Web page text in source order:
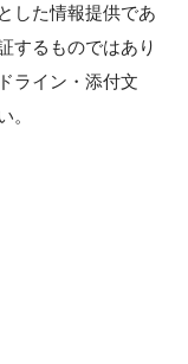
した情報提供であ
するものではあり
ライン・添付文
。